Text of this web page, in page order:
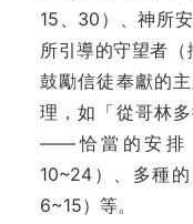
15、30）、神所
所引導的守望者
鼓勵信徒奉獻的
理，如「從哥林
——恰當的安排
10~24）、多種
6~15）等。